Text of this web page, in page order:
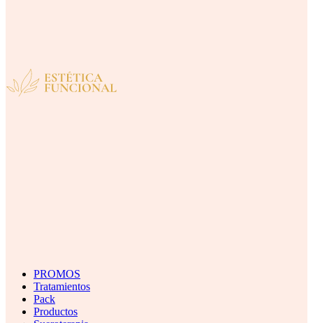
PROMOS
Tratamientos
Pack
Productos